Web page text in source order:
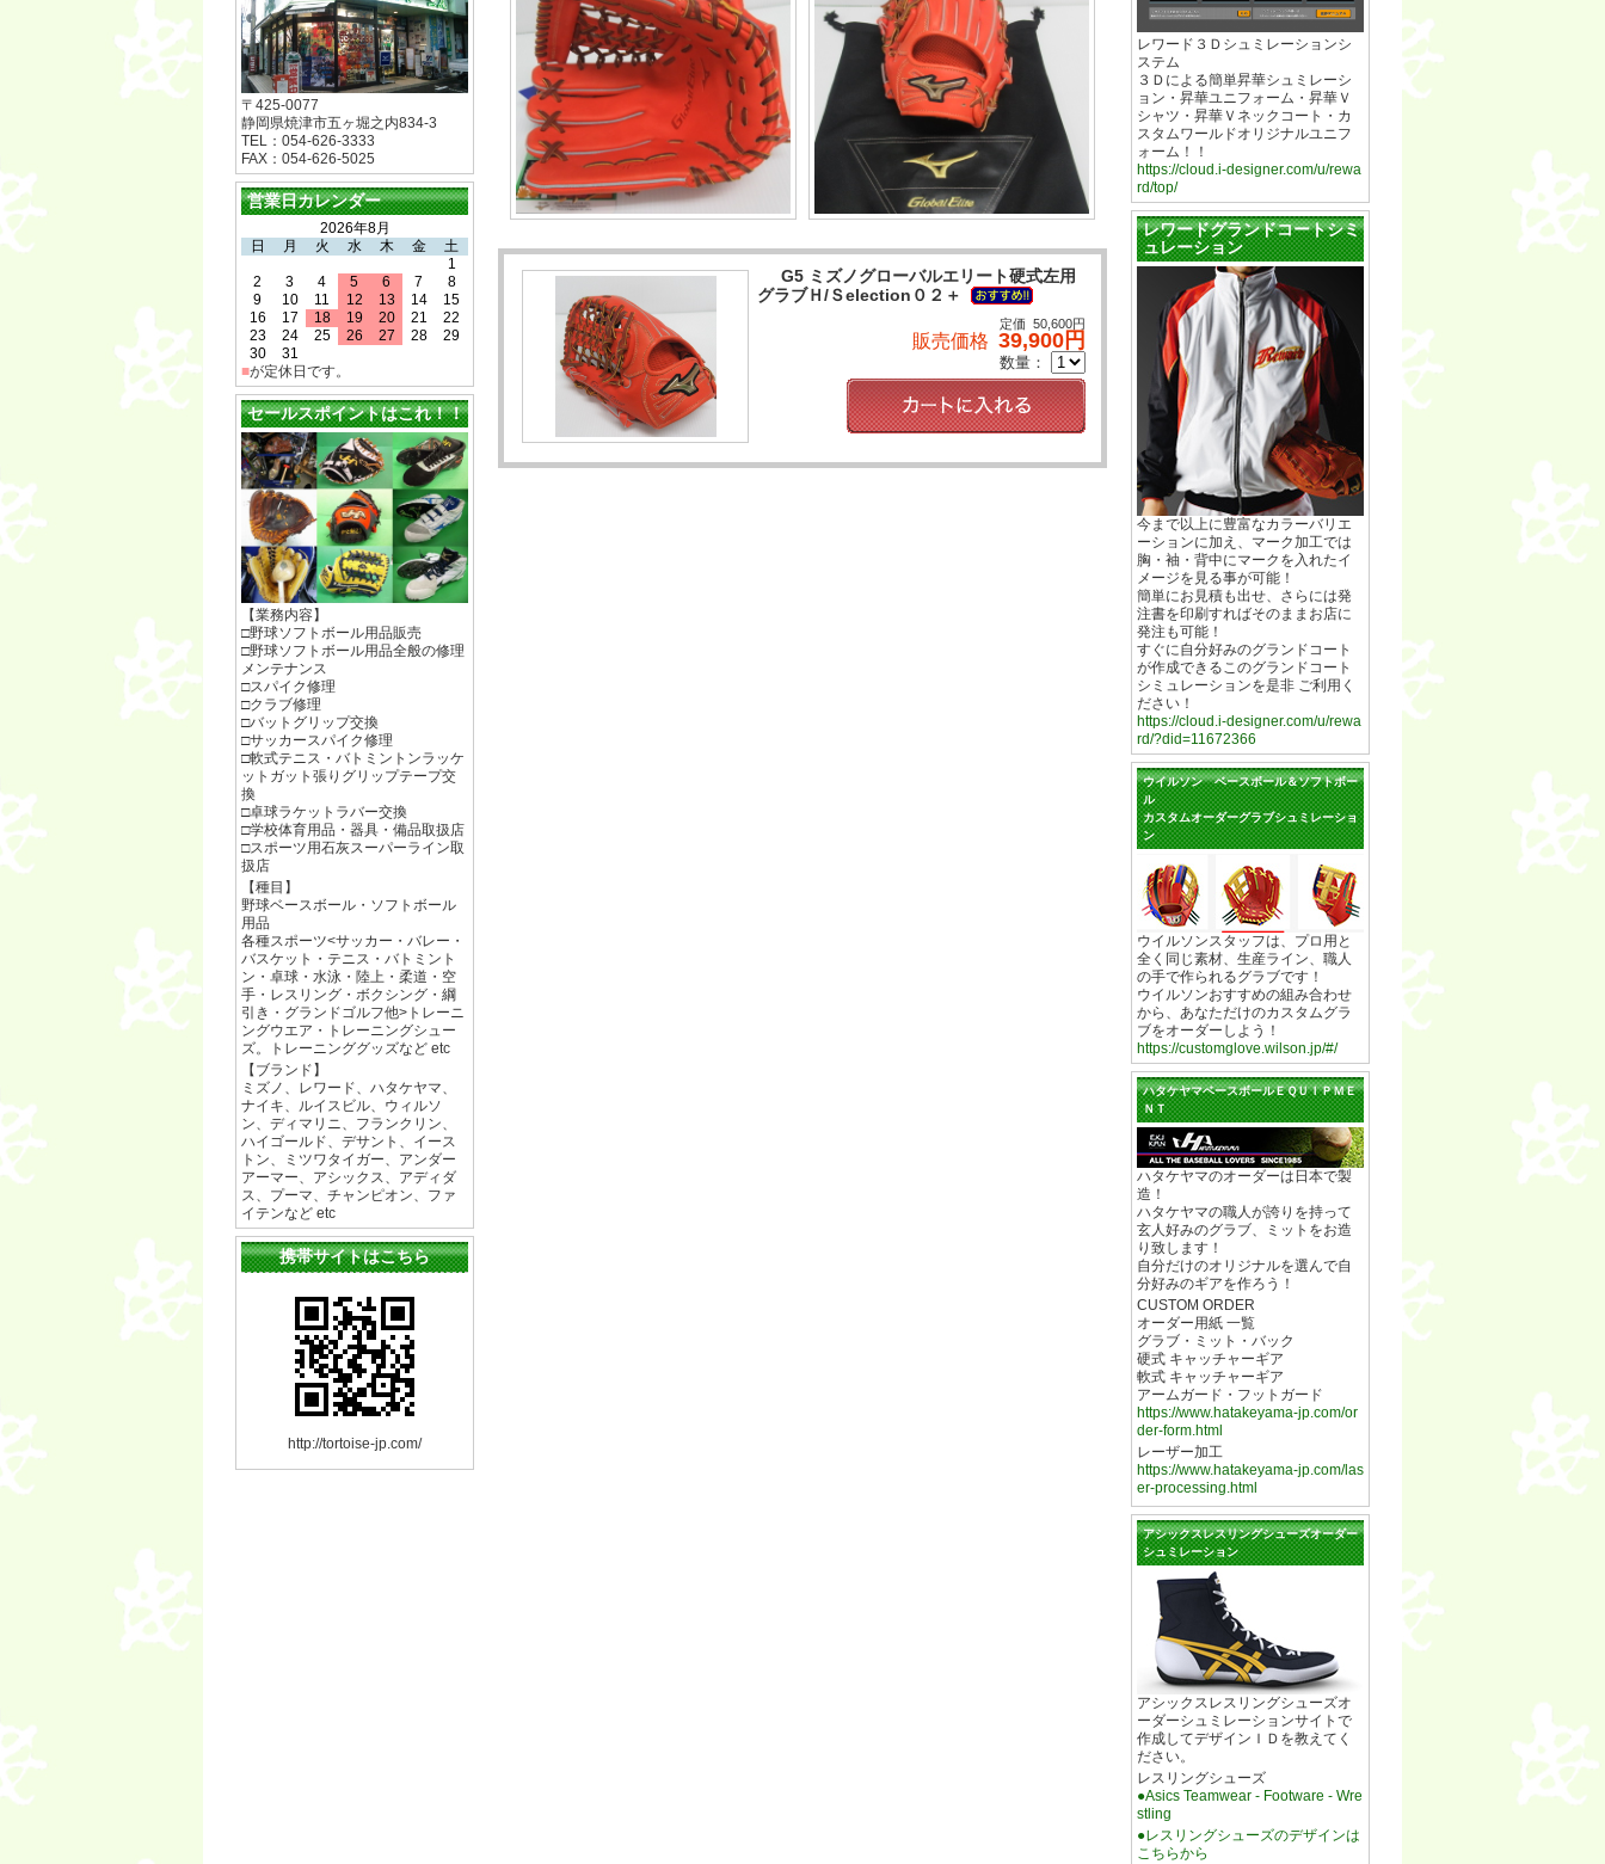
〒425-0077
静岡県焼津市五ヶ堀之内834-3
TEL：054-626-3333
FAX：054-626-5025
営業日カレンダー
2026年8月
日
月 火 水 木 金
土
1
2
3 4 5 6 7
8
9
10 11 12 13 14
15
16
17 18 19 20 21
22
23
24 25 26 27 28
29
30
31
■が定休日です。
セールスポイントはこれ！！
【業務内容】
□野球ソフトボール用品販売
□野球ソフトボール用品全般の修理
メンテナンス
□スパイク修理
□クラブ修理
□バットグリップ交換
□サッカースパイク修理
□軟式テニス・バトミントンラッケ
ットガット張りグリップテープ交
換
□卓球ラケットラバー交換
□学校体育用品・器具・備品取扱店
□スポーツ用石灰スーパーライン取
扱店
【種目】
野球ベースボール・ソフトボール
用品
各種スポーツ<サッカー・バレー・
バスケット・テニス・バトミント
ン・卓球・水泳・陸上・柔道・空
手・レスリング・ボクシング・綱
引き・グランドゴルフ他>トレーニ
ングウエア・トレーニングシュー
ズ。トレーニンググッズなど etc
【ブランド】
ミズノ、レワード、ハタケヤマ、
ナイキ、ルイスビル、ウィルソ
ン、ディマリニ、フランクリン、
ハイゴールド、デサント、イース
トン、ミツワタイガー、アンダー
アーマー、アシックス、アディダ
ス、プーマ、チャンピオン、ファ
イテンなど etc
携帯サイトはこちら
http://tortoise-jp.com/
G5 ミズノグローバルエリート硬式左用
グラブＨ/Ｓelection０２＋
定価 50,600円
販売価格 39,900円
数量：
レワード３Ｄシュミレーションシ
ステム
３Ｄによる簡単昇華シュミレーシ
ョン・昇華ユニフォーム・昇華Ｖ
シャツ・昇華Ｖネックコート・カ
スタムワールドオリジナルユニフ
ォーム！！
https://cloud.i-designer.com/u/rewa
rd/top/
レワードグランドコートシミ
ュレーション
今まで以上に豊富なカラーバリエ
ーションに加え、マーク加工では
胸・袖・背中にマークを入れたイ
メージを見る事が可能！
簡単にお見積も出せ、さらには発
注書を印刷すればそのままお店に
発注も可能！
すぐに自分好みのグランドコート
が作成できるこのグランドコート
シミュレーションを是非 ご利用く
ださい！
https://cloud.i-designer.com/u/rewa
rd/?did=11672366
ウイルソン ベースボール＆ソフトボー
ル
カスタムオーダーグラブシュミレーショ
ン
ウイルソンスタッフは、プロ用と
全く同じ素材、生産ライン、職人
の手で作られるグラブです！
ウイルソンおすすめの組み合わせ
から、あなただけのカスタムグラ
ブをオーダーしよう！
https://customglove.wilson.jp/#/
ハタケヤマベースボールＥＱＵＩＰＭＥ
ＮＴ
ハタケヤマのオーダーは日本で製
造！
ハタケヤマの職人が誇りを持って
玄人好みのグラブ、ミットをお造
り致します！
自分だけのオリジナルを選んで自
分好みのギアを作ろう！
CUSTOM ORDER
オーダー用紙 一覧
グラブ・ミット・バック
硬式 キャッチャーギア
軟式 キャッチャーギア
アームガード・フットガード
https://www.hatakeyama-jp.com/or
der-form.html
レーザー加工
https://www.hatakeyama-jp.com/las
er-processing.html
アシックスレスリングシューズオーダー
シュミレーション
アシックスレスリングシューズオ
ーダーシュミレーションサイトで
作成してデザインＩＤを教えてく
ださい。
レスリングシューズ
●Asics Teamwear - Footware - Wre
stling
●レスリングシューズのデザインは
こちらから